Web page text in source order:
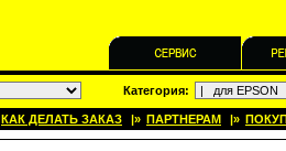
Категория:
КАК ДЕЛАТЬ ЗАКАЗ |» ПАРТНЕРАМ |»